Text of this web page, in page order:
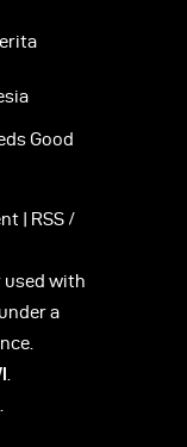
Good
| RSS /
used with
a